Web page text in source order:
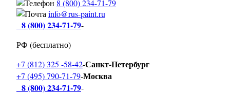
8 (800) 234-71-79
info@rus-paint.ru
8 (800) 234-71-79-
РФ (бесплатно)
+7 (812) 325 -58-42-Санкт-Петербург
+7 (495) 790-71-79-Москва
8 (800) 234-71-79-